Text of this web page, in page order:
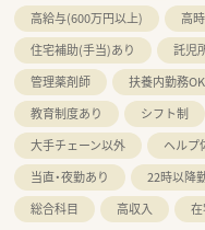
高給与(600万円以上)
高
住宅補助(手当)あり
託児
管理薬剤師
扶養内勤務OK
教育制度あり
シフト制
大手チェーン以外
ヘルプ
当直・夜勤あり
22時以降
総合科目
高収入